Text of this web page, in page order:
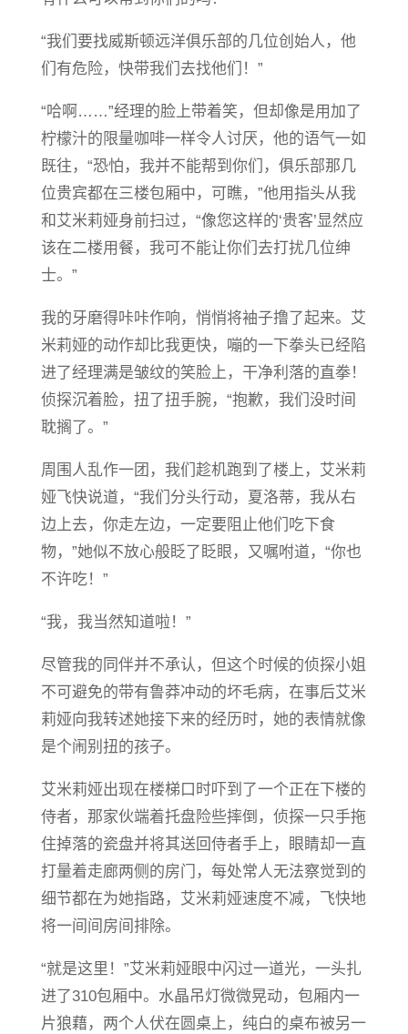
“我们要找威斯顿远洋俱乐部的几位创始人，他
们有危险，快带我们去找他们！”
“哈啊……”经理的脸上带着笑，但却像是用加了
柠檬汁的限量咖啡一样令人讨厌，他的语气一如
既往，“恐怕，我并不能帮到你们，俱乐部那几
位贵宾都在三楼包厢中，可瞧，”他用指头从我
和艾米莉娅身前扫过，“像您这样的‘贵客’显然应
该在二楼用餐，我可不能让你们去打扰几位绅
士。”
我的牙磨得咔咔作响，悄悄将袖子撸了起来。艾
米莉娅的动作却比我更快，嘣的一下拳头已经陷
进了经理满是皱纹的笑脸上，干净利落的直拳！
侦探沉着脸，扭了扭手腕，“抱歉，我们没时间
耽搁了。”
周围人乱作一团，我们趁机跑到了楼上，艾米莉
娅飞快说道，“我们分头行动，夏洛蒂，我从右
边上去，你走左边，一定要阻止他们吃下食
物，”她似不放心般眨了眨眼，又嘱咐道，“你也
不许吃！”
“我，我当然知道啦！”
尽管我的同伴并不承认，但这个时候的侦探小姐
不可避免的带有鲁莽冲动的坏毛病，在事后艾米
莉娅向我转述她接下来的经历时，她的表情就像
是个闹别扭的孩子。
艾米莉娅出现在楼梯口时吓到了一个正在下楼的
侍者，那家伙端着托盘险些摔倒，侦探一只手拖
住掉落的瓷盘并将其送回侍者手上，眼睛却一直
打量着走廊两侧的房门，每处常人无法察觉到的
细节都在为她指路，艾米莉娅速度不减，飞快地
将一间间房间排除。
“就是这里！”艾米莉娅眼中闪过一道光，一头扎
进了310包厢中。水晶吊灯微微晃动，包厢内一
片狼藉，两个人伏在圆桌上，纯白的桌布被另一